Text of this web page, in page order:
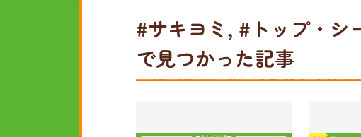
#サキヨミ, #トップ・シ
で見つかった記事